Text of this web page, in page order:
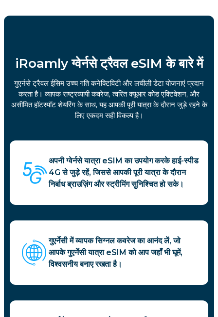
iRoamly ग्वेर्नसे ट्रैवल eSIM के बारे में
गुएर्नसे ट्रैवल ईसिम उच्च गति कनेक्टिविटी और लचीली डेटा योजनाएं प्रदान
करता है। व्यापक राष्ट्रव्यापी कवरेज, त्वरित क्यूआर कोड एक्टिवेशन, और
असीमित हॉटस्पॉट शेयरिंग के साथ, यह आपकी पूरी यात्रा के दौरान जुड़े रहने के
लिए एकदम सही विकल्प है।
अपनी ग्वेर्नसे यात्रा eSIM का उपयोग करके हाई-स्पीड
4G से जुड़े रहें, जिससे आपकी पूरी यात्रा के दौरान
निर्बाध ब्राउज़िंग और स्ट्रीमिंग सुनिश्चित हो सके।
गुएर्नेसी में व्यापक सिग्नल कवरेज का आनंद लें, जो
आपके गुएर्नेसी यात्रा eSIM को आप जहाँ भी घूमें,
विश्वसनीय बनाए रखता है।